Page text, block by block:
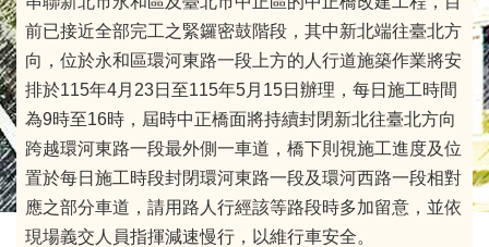
前已接近全部完工之緊鑼密鼓階段，其中新北端往臺北方
向，位於永和區環河東路一段上方的人行道施築作業將安
排於115年4月23日至115年5月15日辦理，每日施工時間
為9時至16時，屆時中正橋面將持續封閉新北往臺北方向
跨越環河東路一段最外側一車道，橋下則視施工進度及位
置於每日施工時段封閉環河東路一段及環河西路一段相對
應之部分車道，請用路人行經該等路段時多加留意，並依
現場義交人員指揮減速慢行，以維行車安全。